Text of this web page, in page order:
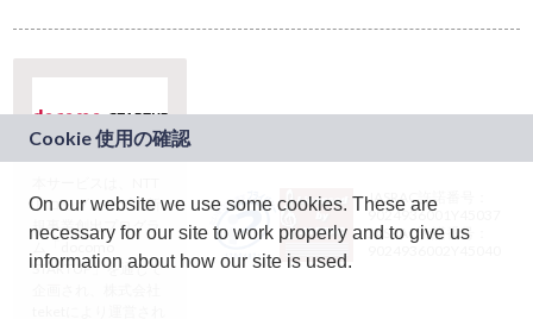
ドコモグループの新
規事業創出プログラ
ム「docomo
STARTUP」を通じて
JASRAC許諾番号：
9024936001Y45037
JASRAC許諾番号：
On our website we use some cookies. These are
necessary for our site to work properly and to give us
information about how our site is used.